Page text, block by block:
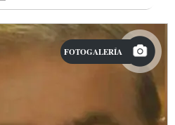
FOTOGALERÍA